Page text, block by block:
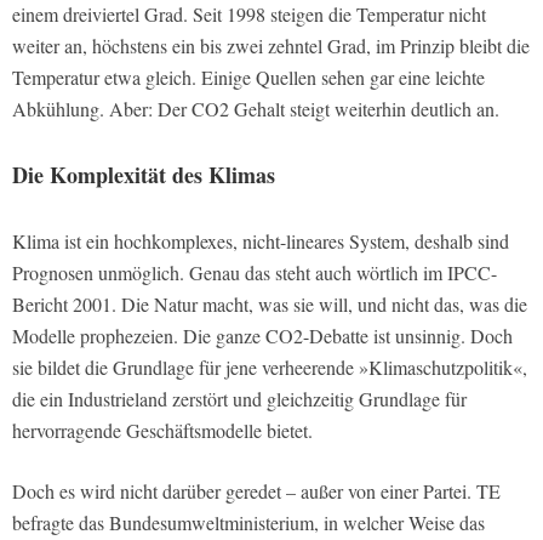
einem dreiviertel Grad. Seit 1998 steigen die Temperatur nicht
weiter an, höchstens ein bis zwei zehntel Grad, im Prinzip bleibt die
Temperatur etwa gleich. Einige Quellen sehen gar eine leichte
Abkühlung. Aber: Der CO2 Gehalt steigt weiterhin deutlich an.
Die Komplexität des Klimas
Klima ist ein hochkomplexes, nicht-lineares System, deshalb sind
Prognosen unmöglich. Genau das steht auch wörtlich im IPCC-
Bericht 2001. Die Natur macht, was sie will, und nicht das, was die
Modelle prophezeien. Die ganze CO2-Debatte ist unsinnig. Doch
sie bildet die Grundlage für jene verheerende »Klimaschutzpolitik«,
die ein Industrieland zerstört und gleichzeitig Grundlage für
hervorragende Geschäftsmodelle bietet.
Doch es wird nicht darüber geredet – außer von einer Partei. TE
befragte das Bundesumweltministerium, in welcher Weise das